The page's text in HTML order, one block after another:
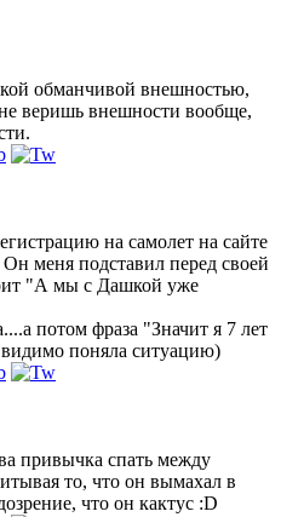
обманчивой внешностью,
веришь внешности вообще,
на самолет на сайте
меня подставил перед своей
"А мы с Дашкой уже
потом фраза "Значит я 7 лет
поняла ситуацию)
привычка спать между
то, что он вымахал в
что он кактус :D